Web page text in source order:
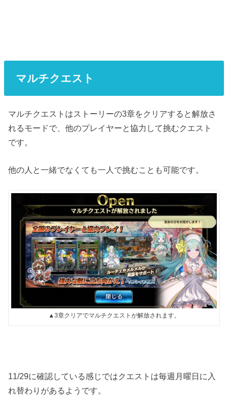
マルチクエスト
マルチクエストはストーリーの3章をクリアすると解放さ
れるモードで、他のプレイヤーと協力して挑むクエスト
です。
他の人と一緒でなくても一人で挑むことも可能です。
▲3章クリアでマルチクエストが解放されます。
11/29に確認している感じではクエストは毎週月曜日に入
れ替わりがあるようです。